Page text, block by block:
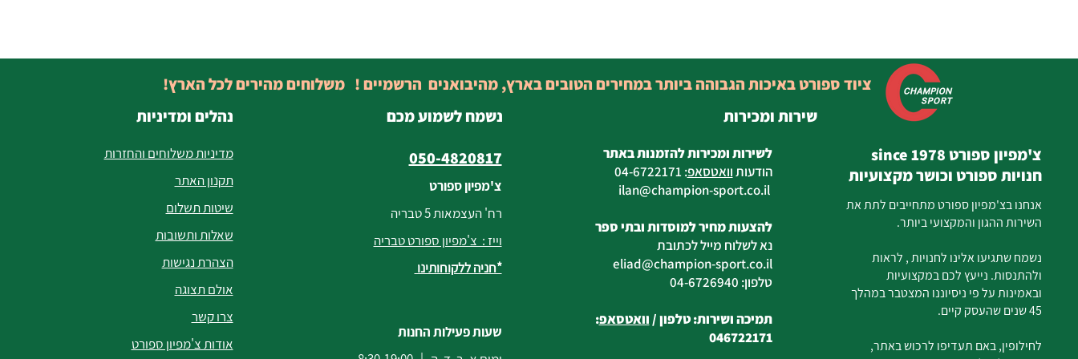
נהלים ומדיניות
מדיניות משלוחים והחזרות
תקנון האתר
שיטות תשלום
שאלות ותשובות
הצהרת נגישות
אולם תצוגה
צרו קשר
אודות צ'מפיון ספורט
נשמח לשמוע מכם
050-4820817
צ'מפיון ספורט
רח' העצמאות 5 טבריה
וייז : צ'מפיון ספורט טבריה
*חניה ללקוחותינו
שעות פעילות החנות
לשירות ומכירות להזמנות באתר
הודעותוואטסאפ:
04-6722171
ilan
@champion-sport.co.il
להצעות מחיר למוסדות ובתי ספר
נא לשלוח מייל לכתובת
eliad@champion-sport.co.il
טלפון: 04-6726940
תמיכה ושירות: טלפון /וואטסאפ:
046722171
צ'מפיון ספורט since 1978
חנויות ספורט וכושר מקצועיות
אנחנו בצ'מפיון ספורט מתחייבים לתת את
השירות ההגון והמקצועי ביותר.
נשמח שתגיעו אלינו לחנויות , לראות
ולהתנסות. נייעץ לכם במקצועיות
ובאמינות על פי ניסיוננו המצטבר במהלך
45 שנים שהעסק קיים.
לחילופין, באם תעדיפו לרכוש באתר,
שירות ומכירות
ציוד ספורט באיכות הגבוהה ביותר במחירים הטובים בארץ, מהיבואנים הרשמיים ! משלוחים מהירים לכל הארץ!